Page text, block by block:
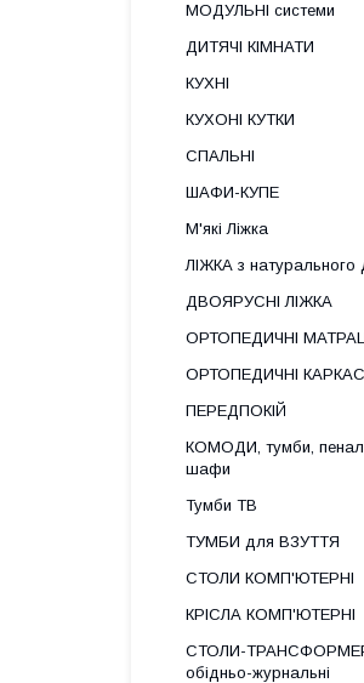
МОДУЛЬНІ системи
ДИТЯЧІ КІМНАТИ
КУХНІ
КУХОНІ КУТКИ
СПАЛЬНІ
ШАФИ-КУПЕ
М'які Ліжка
ЛІЖКА з натурального
ДВОЯРУСНІ ЛІЖКА
ОРТОПЕДИЧНІ
ОРТОПЕДИЧНІ
ПЕРЕДПОКІЙ
КОМОДИ, тумби,
шафи
Тумби ТВ
ТУМБИ для ВЗУТТЯ
СТОЛИ КОМП'ЮТЕРНІ
КРІСЛА КОМП'ЮТЕРНІ
СТОЛИ-
обідньо-журнальні